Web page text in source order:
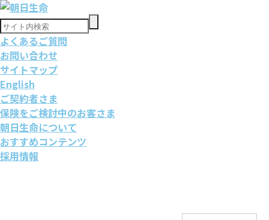
よくあるご質問
お問い合わせ
サイトマップ
English
ご契約者さま
保険をご検討中のお客さま
朝日生命について
おすすめコンテンツ
採用情報